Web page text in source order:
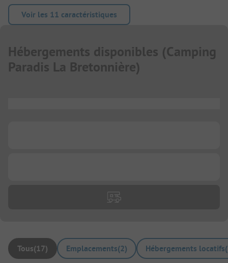
Voir les 11 caractéristiques
Hébergements disponibles (Camping
Paradis La Bretonnière)
Tous(17) Emplacements(2) Hébergements locatifs(